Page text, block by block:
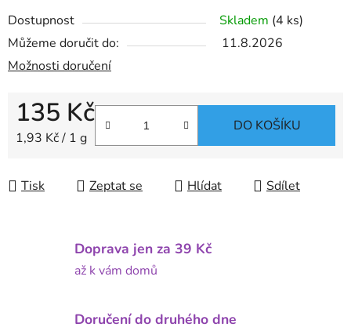
Dostupnost Skladem (4 ks)
Můžeme doručit do:
11.8.2026
Možnosti doručení
135 Kč
Měrná cena:
1,93 Kč / 1 g
DO KOŠÍKU
Tisk Zeptat se Hlídat Sdílet
Doprava jen za 39 Kč
až k vám domů
Doručení do druhého dne